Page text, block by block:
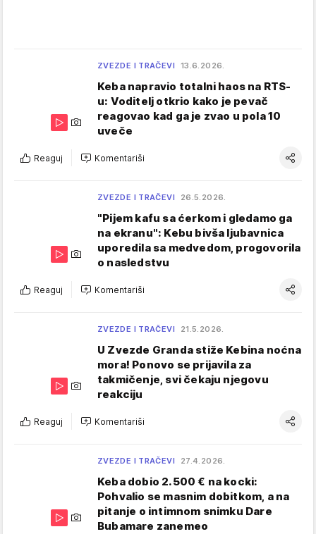
ZVEZDE I TRAČEVI 13.6.2026.
Keba napravio totalni haos na RTS-
u: Voditelj otkrio kako je pevač
reagovao kad ga je zvao u pola 10
uveče
Reaguj Komentariši
ZVEZDE I TRAČEVI 26.5.2026.
"Pijem kafu sa ćerkom i gledamo ga
na ekranu": Kebu bivša ljubavnica
uporedila sa medvedom, progovorila
o nasledstvu
Reaguj Komentariši
ZVEZDE I TRAČEVI 21.5.2026.
U Zvezde Granda stiže Kebina noćna
mora! Ponovo se prijavila za
takmičenje, svi čekaju njegovu
reakciju
Reaguj Komentariši
ZVEZDE I TRAČEVI 27.4.2026.
Keba dobio 2.500 € na kocki:
Pohvalio se masnim dobitkom, a na
pitanje o intimnom snimku Dare
Bubamare zanemeo